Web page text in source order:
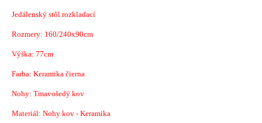
Jedálenský stôl rozkladací
Rozmery: 160/240x90cm
Výška: 77cm
Farba: Keramika čierna
Nohy: Tmavošedý kov
Materiál: Nohy kov - Keramika